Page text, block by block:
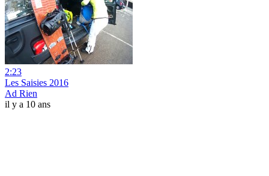
2:23
Les Saisies 2016
Ad Rien
il y a 10 ans